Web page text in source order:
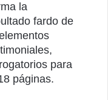
la
fardo de
para
páginas.